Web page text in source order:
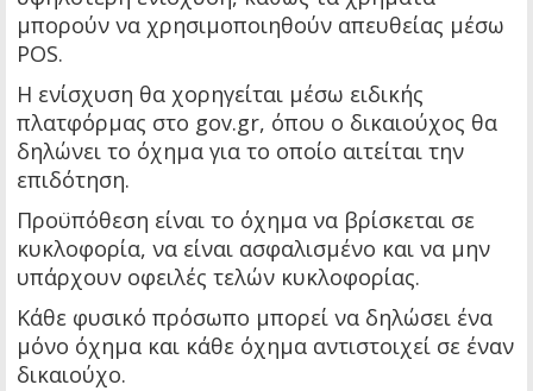
μπορούν να χρησιμοποιηθούν απευθείας μέσω
POS.
Η ενίσχυση θα χορηγείται μέσω ειδικής
πλατφόρμας στο gov.gr, όπου ο δικαιούχος θα
δηλώνει το όχημα για το οποίο αιτείται την
επιδότηση.
Προϋπόθεση είναι το όχημα να βρίσκεται σε
κυκλοφορία, να είναι ασφαλισμένο και να μην
υπάρχουν οφειλές τελών κυκλοφορίας.
Κάθε φυσικό πρόσωπο μπορεί να δηλώσει ένα
μόνο όχημα και κάθε όχημα αντιστοιχεί σε έναν
δικαιούχο.